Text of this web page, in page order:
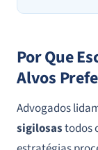
Por Que
Alvos
Advogados
sigilosastodos